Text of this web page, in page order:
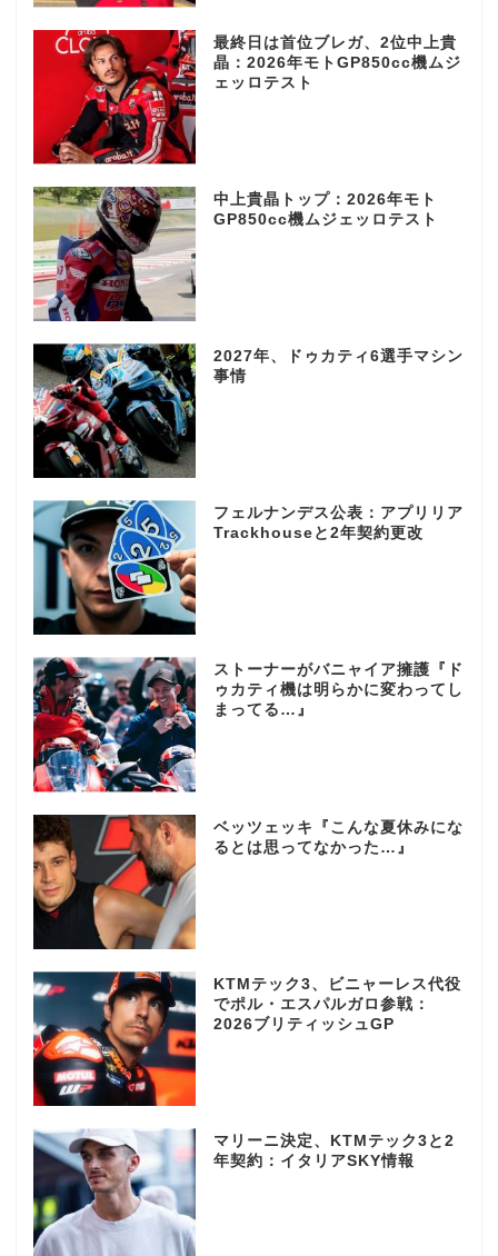
最終日は首位ブレガ、2位中上貴
晶：2026年モトGP850cc機ムジ
ェッロテスト
中上貴晶トップ：2026年モト
GP850cc機ムジェッロテスト
2027年、ドゥカティ6選手マシン
事情
フェルナンデス公表：アプリリア
Trackhouseと2年契約更改
ストーナーがバニャイア擁護『ド
ゥカティ機は明らかに変わってし
まってる…』
ベッツェッキ『こんな夏休みにな
るとは思ってなかった…』
KTMテック3、ビニャーレス代役
でポル・エスパルガロ参戦：
2026ブリティッシュGP
マリーニ決定、KTMテック3と2
年契約：イタリアSKY情報